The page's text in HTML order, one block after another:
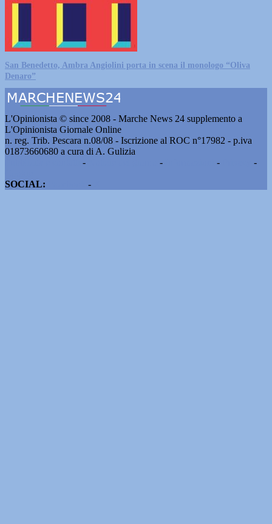
San Benedetto, Ambra Angiolini porta in scena il monologo “Oliva
Denaro”
L'Opinionista © since 2008 - Marche News 24 supplemento a
L'Opinionista Giornale Online
n. reg. Trib. Pescara n.08/08 - Iscrizione al ROC n°17982 - p.iva
01873660680 a cura di A. Gulizia
- - -
-
SOCIAL:
-